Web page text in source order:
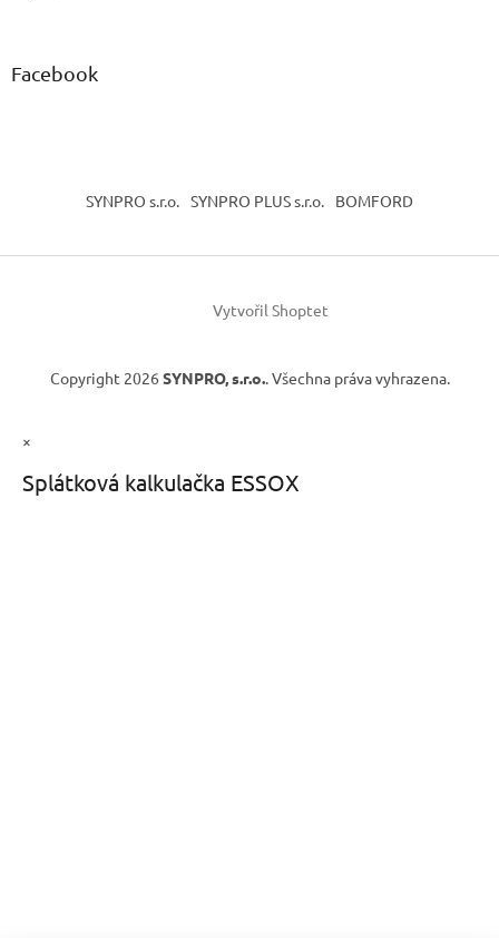
Facebook
SYNPRO s.r.o. SYNPRO PLUS s.r.o. BOMFORD
Vytvořil Shoptet
Copyright 2026 SYNPRO, s.r.o.. Všechna práva vyhrazena.
×
Splátková kalkulačka ESSOX